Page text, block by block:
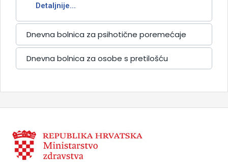
Detaljnije...
Dnevna bolnica za psihotične poremećaje
Dnevna bolnica za osobe s pretilošću